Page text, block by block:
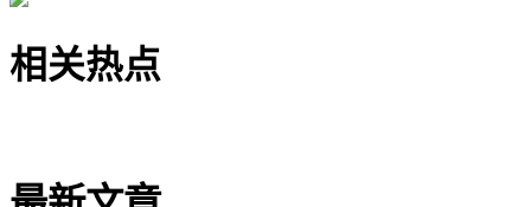
相关热点